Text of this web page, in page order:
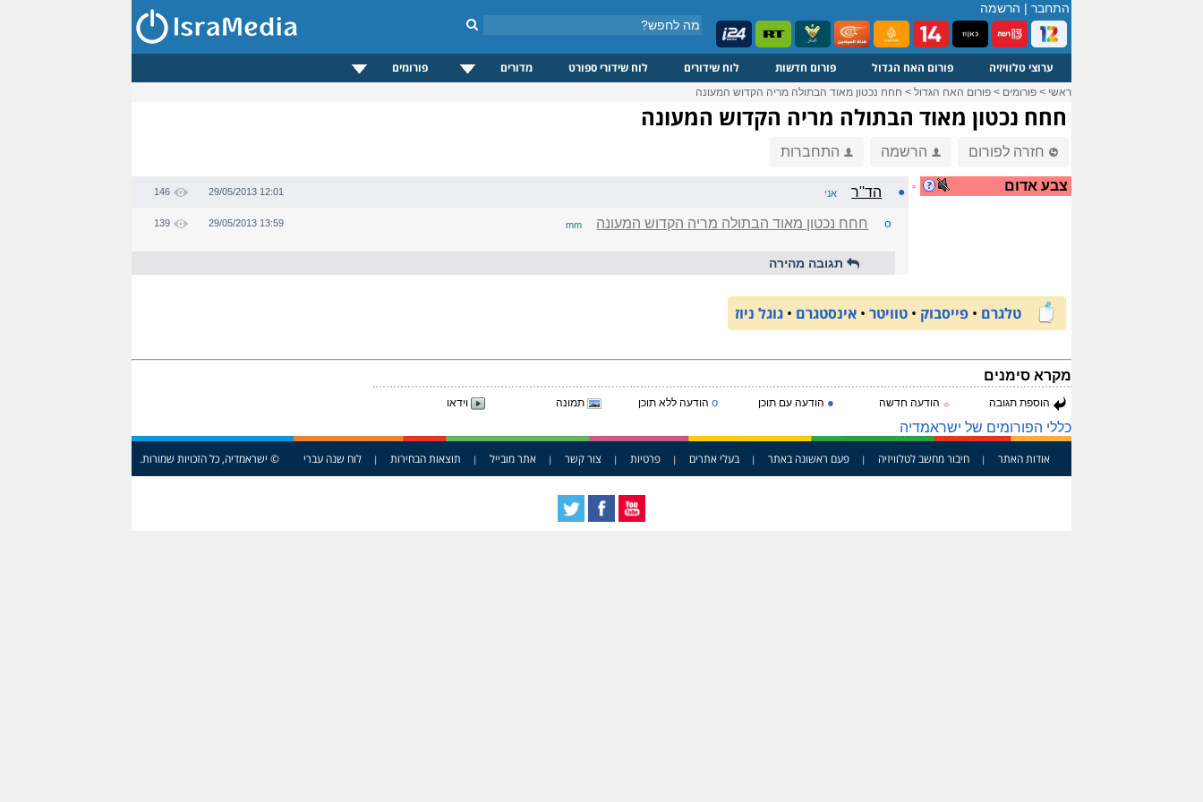
התחבר | הרשמה
ערוצי טלוויזיה פורום האח הגדול פורום חדשות לוח שידורים לוח שידורי ספורט מדורים פורומים
ראשי > פורומים > פורום האח הגדול > חחח נכטון מאוד הבתולה מריה הקדוש המעונה
חחח נכטון מאוד הבתולה מריה הקדוש המעונה
חזרה לפורום הרשמה התחברות
צבע אדום ☼
● הד''ר אני 29/05/2013 12:01
146
o חחח נכטון מאוד הבתולה מריה הקדוש המעונה mm
29/05/2013 13:59
139
תגובה מהירה
טלגרם • פייסבוק • טוויטר • אינסטגרם • גוגל ניוז
מקרא סימנים
הוספת תגובה ☼ הודעה חדשה ● הודעה עם תוכן o הודעה ללא תוכן תמונה וידאו
כללי הפורומים של ישראמדיה
© ישראמדיה, כל הזכויות שמורות. אודות האתר | חיבור מחשב לטלוויזיה | פעם ראשונה באתר | בעלי אתרים | פרטיות | צור קשר | אתר מובייל | תוצאות הבחירות | לוח שנה עברי